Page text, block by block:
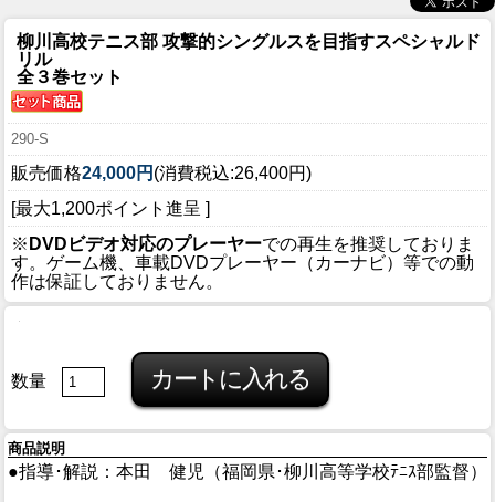
柳川高校テニス部 攻撃的シングルスを目指すスペシャルド
リル
全３巻セット
290-S
販売価格24,000円 (消費税込:26,400円)
[最大1,200ポイント進呈 ]
※ DVDビデオ対応のプレーヤーでの再生を推奨しておりま
す。ゲーム機、車載DVDプレーヤー（カーナビ）等での動
作は保証しておりません。
数量
商品説明
●指導･解説：本田 健児（福岡県･柳川高等学校ﾃﾆｽ部監督）